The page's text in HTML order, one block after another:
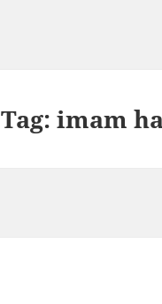
Tag:imam